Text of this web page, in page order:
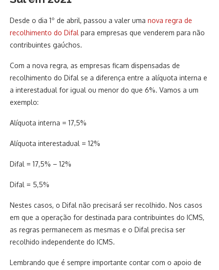
Desde o dia 1º de abril, passou a valer uma nova regra de
recolhimento do Difal para empresas que venderem para não
contribuintes gaúchos.
Com a nova regra, as empresas ficam dispensadas de
recolhimento do Difal se a diferença entre a alíquota interna e
a interestadual for igual ou menor do que 6%. Vamos a um
exemplo:
Alíquota interna = 17,5%
Alíquota interestadual = 12%
Difal = 17,5% – 12%
Difal = 5,5%
Nestes casos, o Difal não precisará ser recolhido. Nos casos
em que a operação for destinada para contribuintes do ICMS,
as regras permanecem as mesmas e o Difal precisa ser
recolhido independente do ICMS.
Lembrando que é sempre importante contar com o apoio de